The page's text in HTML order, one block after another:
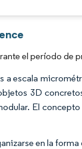
el período de
escala
3D
El
en la